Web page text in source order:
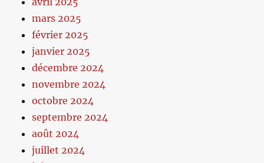
mars 2025
février 2025
janvier 2025
décembre 2024
novembre 2024
octobre 2024
septembre 2024
août 2024
juillet 2024